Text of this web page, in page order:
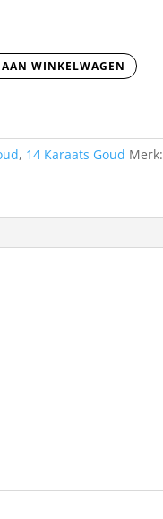
WINKELWAGEN
, 14 Karaats Goud Merk: